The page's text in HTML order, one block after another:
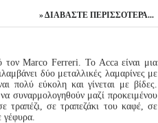
ΔΙΑΒΆΣΤΕ ΠΕΡΙΣΣΌΤΕΡΑ...
τον Marco Ferreri. To Acca είναι μια
δύο μεταλλικές λαμαρίνες με
πολύ εύκολη και γίνεται με βίδες.
συναρμολογηθούν μαζί προκειμένου
τραπέζι, σε τραπεζάκι του καφέ, σε
γέφυρα.